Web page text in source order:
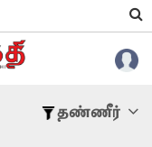
தண்ணீர்